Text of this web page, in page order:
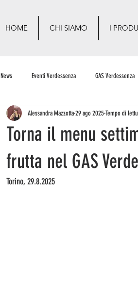
HOME CHI SIAMO I
News Eventi Verdessenza GAS Verdessenza
Torna il menu
frutta nel GAS
Alessandra Mazzotta29 ago 2025Tempo di
Torino, 29.8.2025